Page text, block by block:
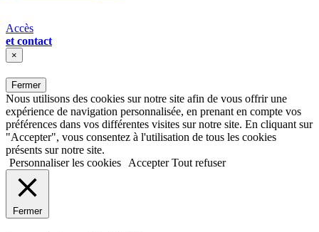
Accès
et contact
×
Fermer
Nous utilisons des cookies sur notre site afin de vous offrir une
expérience de navigation personnalisée, en prenant en compte vos
préférences dans vos différentes visites sur notre site. En cliquant sur
"Accepter", vous consentez à l'utilisation de tous les cookies
présents sur notre site.
Personnaliser les cookies
Accepter Tout refuser
Fermer